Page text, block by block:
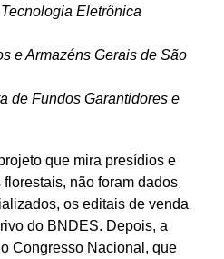
Eletrônica
e Armazéns Gerais de São
de Fundos Garantidores e
que mira presídios e
não foram dados
os editais de venda
do BNDES. Depois, a
Congresso Nacional, que